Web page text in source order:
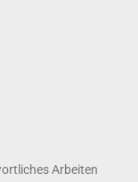
Arbeiten